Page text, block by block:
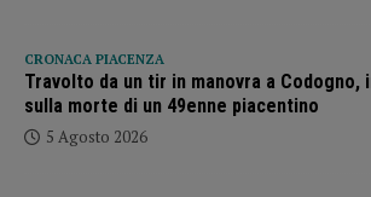
CRONACA PIACENZA
Travolto da un tir in manovra a Codogno,
sulla morte di un 49enne piacentino
5 Agosto 2026